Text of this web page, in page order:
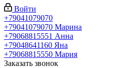
Войти
+79041079070
+79041079070 Марина
+79068815551 Анна
+79048641160 Яна
+79068815550 Мария
Заказать звонок